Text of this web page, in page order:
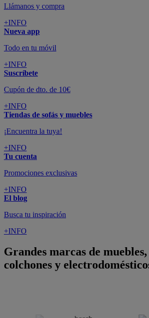
Llámanos y compra
+INFO
Nueva app
Todo en tu móvil
+INFO
Suscríbete
Cupón de dto. de 10€
+INFO
Tiendas de sofás y muebles
¡Encuentra la tuya!
+INFO
Tu cuenta
Promociones exclusivas
+INFO
El blog
Busca tu inspiración
+INFO
Grandes marcas de muebles,
colchones y